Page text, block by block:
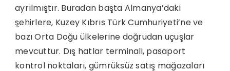
ayrılmıştır. Buradan başta Almanya’daki
şehirlere, Kuzey Kıbrıs Türk Cumhuriyeti’ne ve
bazı Orta Doğu ülkelerine doğrudan uçuşlar
mevcuttur. Dış hatlar terminali, pasaport
kontrol noktaları, gümrüksüz satış mağazaları